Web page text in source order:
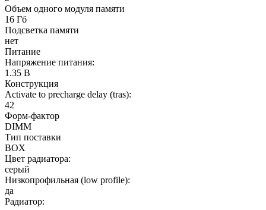
Объем одного модуля памяти
16 Гб
Подсветка памяти
нет
Питание
Напряжение питания:
1.35 В
Конструкция
Activate to precharge delay (tras):
42
Форм-фактор
DIMM
Тип поставки
BOX
Цвет радиатора:
серый
Низкопрофильная (low profile):
да
Радиатор: